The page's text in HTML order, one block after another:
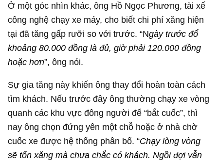
Ở một góc nhìn khác, ông Hồ Ngọc Phương, tài xế
công nghệ chạy xe máy, cho biết chi phí xăng hiện
tại đã tăng gấp rưỡi so với trước. “Ngày trước đổ
khoảng 80.000 đồng là đủ, giờ phải 120.000 đồng
hoặc hơn”, ông nói.
Sự gia tăng này khiến ông thay đổi hoàn toàn cách
tìm khách. Nếu trước đây ông thường chạy xe vòng
quanh các khu vực đông người để “bắt cuốc”, thì
nay ông chọn đứng yên một chỗ hoặc ở nhà chờ
cuốc xe được hệ thống phân bổ. “Chạy lòng vòng
sẽ tốn xăng mà chưa chắc có khách. Ngồi đợi vẫn